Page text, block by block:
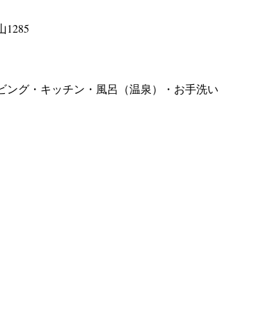
1285
グ・キッチン・風呂（温泉）・お手洗い